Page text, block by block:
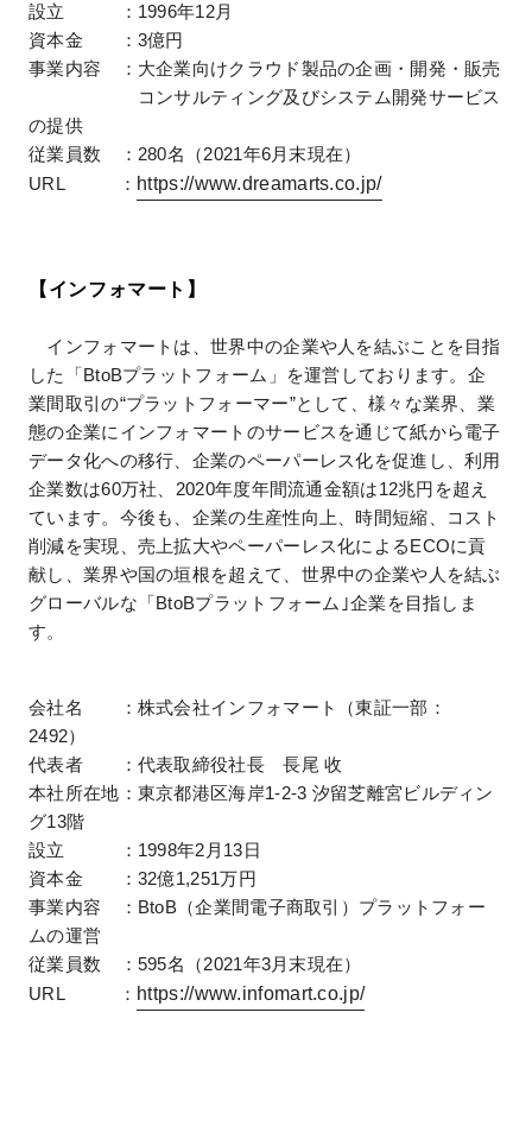
設立 ：1996年12月
資本金 ：3億円
事業内容 ：大企業向けクラウド製品の企画・開発・販売
コンサルティング及びシステム開発サービス
の提供
従業員数 ：280名（2021年6月末現在）
URL ： https://www.dreamarts.co.jp/
【インフォマート】
インフォマートは、世界中の企業や人を結ぶことを目指
した「BtoBプラットフォーム」を運営しております。企
業間取引の“プラットフォーマー”として、様々な業界、業
態の企業にインフォマートのサービスを通じて紙から電子
データ化への移行、企業のペーパーレス化を促進し、利用
企業数は60万社、2020年度年間流通金額は12兆円を超え
ています。今後も、企業の生産性向上、時間短縮、コスト
削減を実現、売上拡大やペーパーレス化によるECOに貢
献し、業界や国の垣根を超えて、世界中の企業や人を結ぶ
グローバルな「BtoBプラットフォーム｣企業を目指しま
す。
会社名 ：株式会社インフォマート（東証一部：
2492）
代表者 ：代表取締役社長 長尾 收
本社所在地：東京都港区海岸1-2-3 汐留芝離宮ビルディン
グ13階
設立 ：1998年2月13日
資本金 ：32億1,251万円
事業内容 ：BtoB（企業間電子商取引）プラットフォー
ムの運営
従業員数 ：595名（2021年3月末現在）
URL ： https://www.infomart.co.jp/